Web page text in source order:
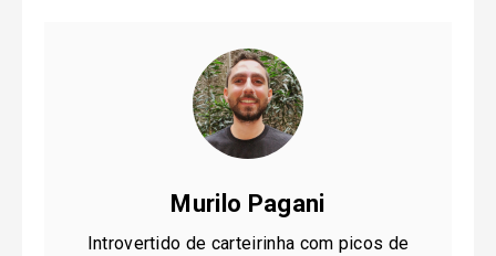
Murilo Pagani
Introvertido de carteirinha com picos de